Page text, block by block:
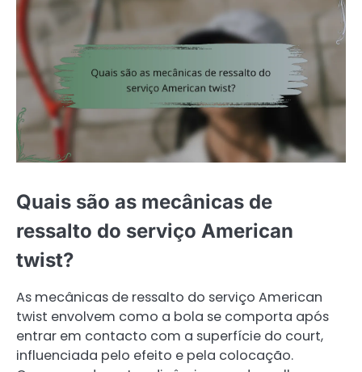
Quais são as mecânicas de
ressalto do serviço American
twist?
As mecânicas de ressalto do serviço American
twist envolvem como a bola se comporta após
entrar em contacto com a superfície do court,
influenciada pelo efeito e pela colocação.